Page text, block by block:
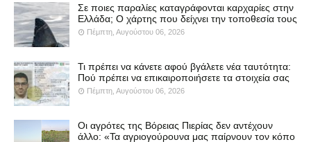
Σε ποιες παραλίες καταγράφονται καρχαρίες στην
Ελλάδα; Ο χάρτης που δείχνει την τοποθεσία τους
Πέμπτη, Αυγούστου 06, 2026
Τι πρέπει να κάνετε αφού βγάλετε νέα ταυτότητα:
Πού πρέπει να επικαιροποιήσετε τα στοιχεία σας
Πέμπτη, Αυγούστου 06, 2026
Οι αγρότες της Βόρειας Πιερίας δεν αντέχουν
άλλο: «Τα αγριογούρουνα μας παίρνουν τον κόπο